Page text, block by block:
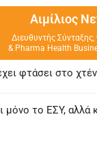
Αιμίλιος
Διευθυντής
& Pharma Health
φτάσει στο
το ΕΣΥ, αλλά